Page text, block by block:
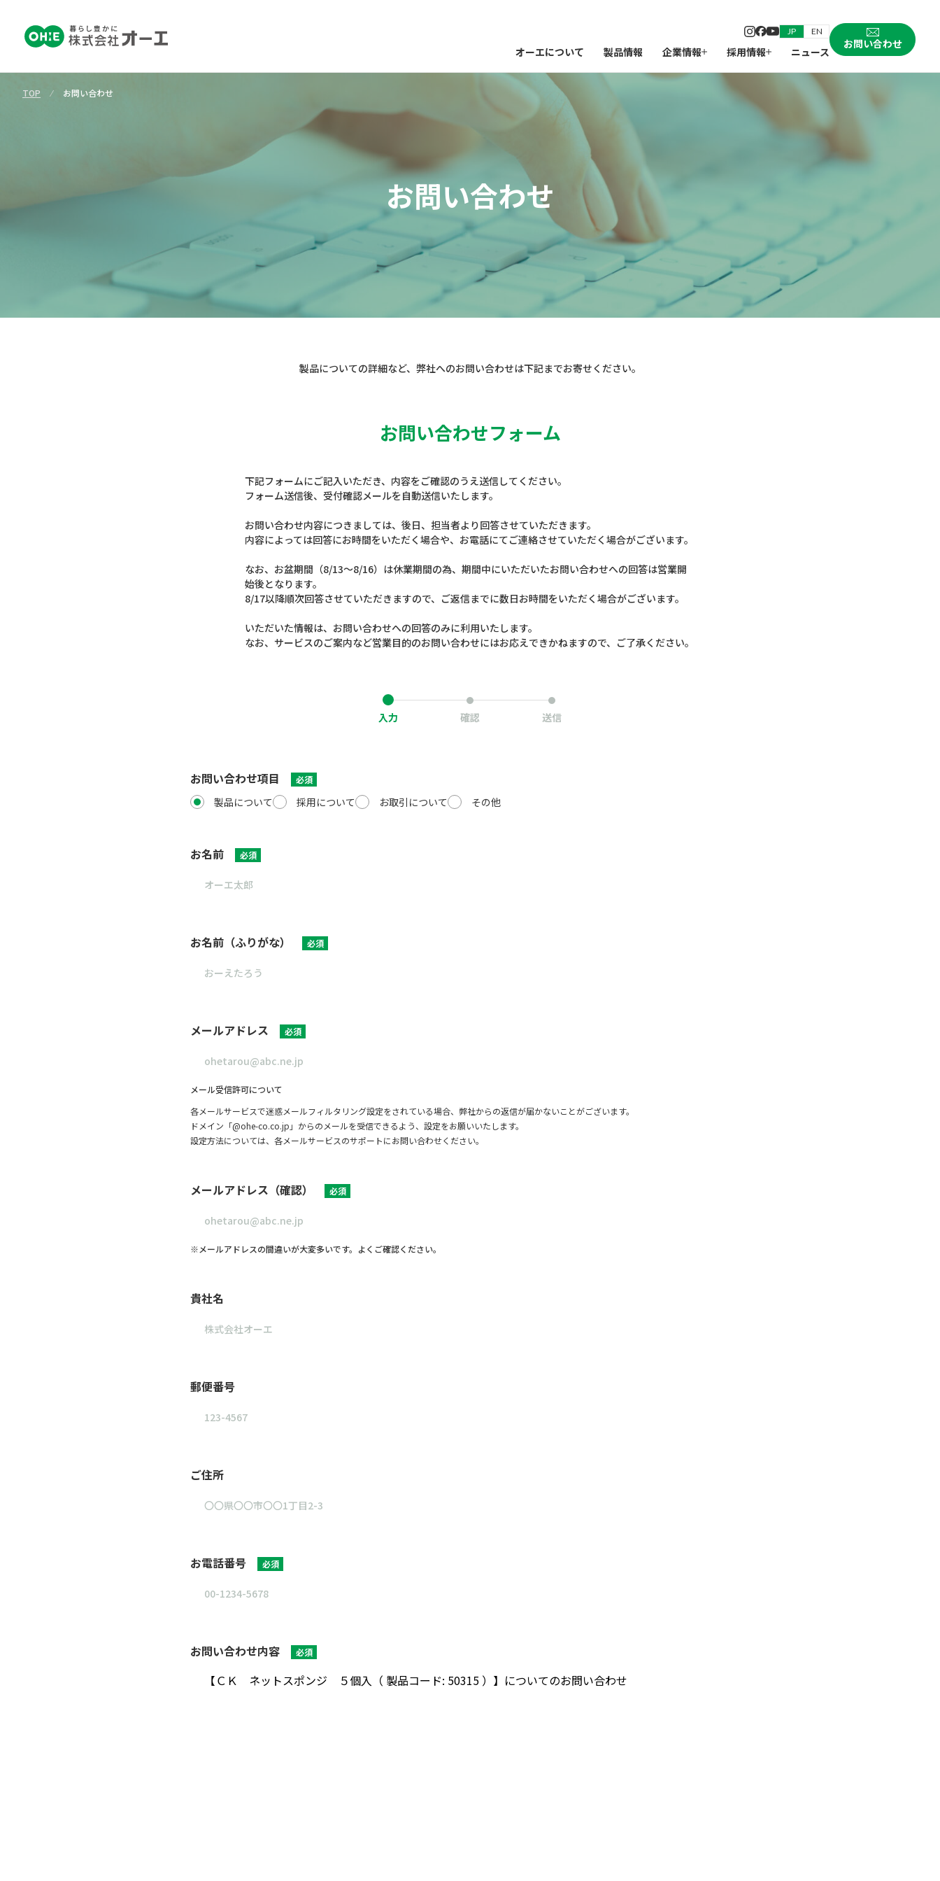
JP EN
オーエについて 製品情報 企業情報 採用情報 ニュース
お問い合わせ
TOP ⁄ お問い合わせ
お問い合わせ
製品についての詳細など、 弊社へのお問い合わせは下記までお寄せください。
お問い合わせフォーム
下記フォームにご記入いただき、内容をご確認のうえ送信してください。
フォーム送信後、受付確認メールを自動送信いたします。
お問い合わせ内容につきましては、後日、担当者より回答させていただきます。
内容によっては回答にお時間をいただく場合や、お電話にてご連絡させていただく場合がございます。
なお、お盆期間（8/13～8/16）は休業期間の為、期間中にいただいたお問い合わせへの回答は営業開
始後となります。
8/17以降順次回答させていただきますので、ご返信までに数日お時間をいただく場合がございます。
いただいた情報は、お問い合わせへの回答のみに利用いたします。
なお、サービスのご案内など営業目的のお問い合わせにはお応えできかねますので、ご了承ください。
入力 確認 送信
お問い合わせ項目 必須
製品について 採用について お取引について その他
お名前 必須
お名前（ふりがな） 必須
メールアドレス 必須
メール受信許可について
各メールサービスで迷惑メールフィルタリング設定をされている場合、弊社からの返信が届かないことがございます。
ドメイン「@ohe-co.co.jp」からのメールを受信できるよう、設定をお願いいたします。
設定方法については、各メールサービスのサポートにお問い合わせください。
メールアドレス（確認） 必須
※メールアドレスの間違いが大変多いです。よくご確認ください。
貴社名
郵便番号
ご住所
お電話番号 必須
お問い合わせ内容 必須